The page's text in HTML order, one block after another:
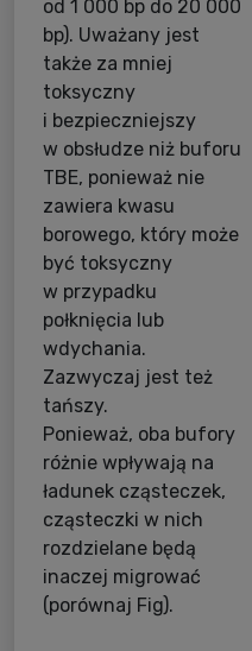
od 1 000 bp do 20 000
bp). Uważany jest
także za mniej
toksyczny
i bezpieczniejszy
w obsłudze niż buforu
TBE, ponieważ nie
zawiera kwasu
borowego, który może
być toksyczny
w przypadku
połknięcia lub
wdychania.
Zazwyczaj jest też
tańszy.
Ponieważ, oba bufory
różnie wpływają na
ładunek cząsteczek,
cząsteczki w nich
rozdzielane będą
inaczej migrować
(porównaj Fig).